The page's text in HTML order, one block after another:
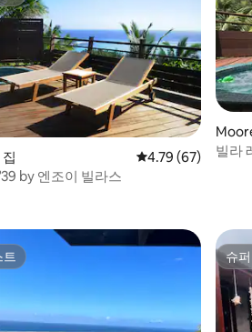
평점 4.79점(5점 만
4.79 (67)
by 엔조이 빌라스
빌라
트
트 슈
슈